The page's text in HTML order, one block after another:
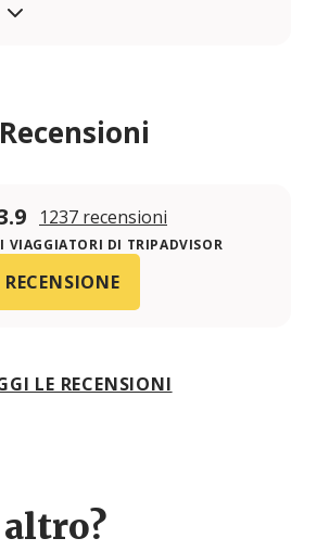
Recensioni
1237 recensioni
VIAGGIATORI DI TRIPADVISOR
LE RECENSIONI